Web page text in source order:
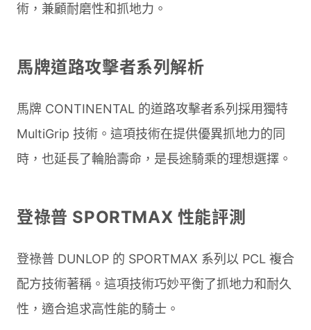
術，兼顧耐磨性和抓地力。
馬牌道路攻擊者系列解析
馬牌 CONTINENTAL 的道路攻擊者系列採用獨特
MultiGrip 技術。這項技術在提供優異抓地力的同
時，也延長了輪胎壽命，是長途騎乘的理想選擇。
登祿普 SPORTMAX 性能評測
登祿普 DUNLOP 的 SPORTMAX 系列以 PCL 複合
配方技術著稱。這項技術巧妙平衡了抓地力和耐久
性，適合追求高性能的騎士。